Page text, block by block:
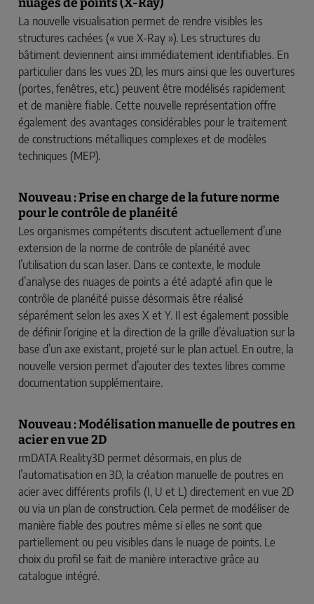
nuages de points (X-Ray)
La nouvelle visualisation permet de rendre visibles les
structures cachées (« vue X-Ray »). Les structures du
bâtiment deviennent ainsi immédiatement identifiables. En
particulier dans les vues 2D, les murs ainsi que les ouvertures
(portes, fenêtres, etc.) peuvent être modélisés rapidement
et de manière fiable. Cette nouvelle représentation offre
également des avantages considérables pour le traitement
de constructions métalliques complexes et de modèles
techniques (MEP).
Nouveau : Prise en charge de la future norme
pour le contrôle de planéité
Les organismes compétents discutent actuellement d’une
extension de la norme de contrôle de planéité avec
l’utilisation du scan laser. Dans ce contexte, le module
d’analyse des nuages de points a été adapté afin que le
contrôle de planéité puisse désormais être réalisé
séparément selon les axes X et Y. Il est également possible
de définir l’origine et la direction de la grille d’évaluation sur la
base d’un axe existant, projeté sur le plan actuel. En outre, la
nouvelle version permet d’ajouter des textes libres comme
documentation supplémentaire.
Nouveau : Modélisation manuelle de poutres en
acier en vue 2D
rmDATA Reality3D permet désormais, en plus de
l’automatisation en 3D, la création manuelle de poutres en
acier avec différents profils (I, U et L) directement en vue 2D
ou via un plan de construction. Cela permet de modéliser de
manière fiable des poutres même si elles ne sont que
partiellement ou peu visibles dans le nuage de points. Le
choix du profil se fait de manière interactive grâce au
catalogue intégré.